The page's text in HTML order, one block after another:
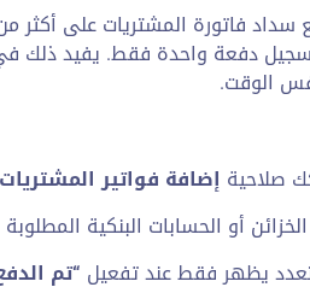
سداد فاتورة المشتريات على
تسجيل دفعة واحدة فقط. يفيد ذلك
الوقت.
صلاحية إضافة فواتير المشتريات
أو الحسابات البنكية
يظهر فقط عند تفعيل “تم